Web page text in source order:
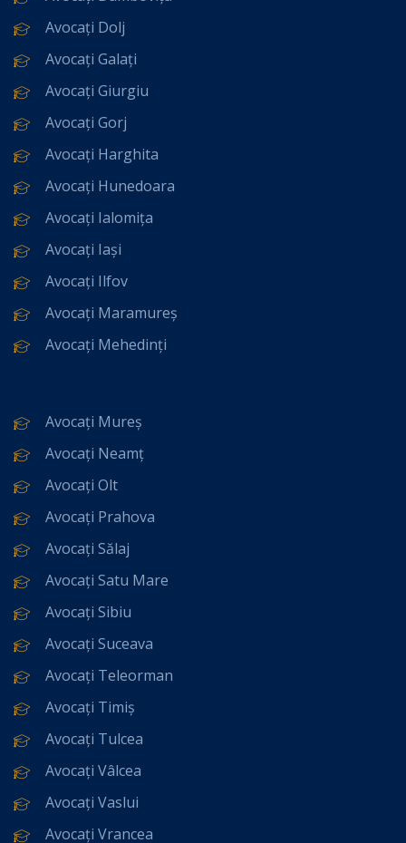
Avocați Dolj
Avocați Galați
Avocați Giurgiu
Avocați Gorj
Avocați Harghita
Avocați Hunedoara
Avocați Ialomița
Avocați Iași
Avocați Ilfov
Avocați Maramureș
Avocați Mehedinți
Avocați Mureș
Avocați Neamț
Avocați Olt
Avocați Prahova
Avocați Sălaj
Avocați Satu Mare
Avocați Sibiu
Avocați Suceava
Avocați Teleorman
Avocați Timiș
Avocați Tulcea
Avocați Vâlcea
Avocați Vaslui
Avocați Vrancea